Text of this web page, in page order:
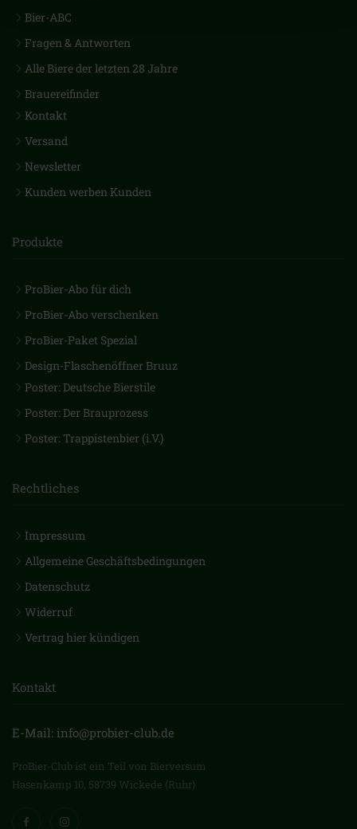
Bier-ABC
Fragen & Antworten
Alle Biere der letzten 28 Jahre
Brauereifinder
Kontakt
Versand
Newsletter
Kunden werben Kunden
Produkte
ProBier-Abo für dich
ProBier-Abo verschenken
ProBier-Paket Spezial
Design-Flaschenöffner Bruuz
Poster: Deutsche Bierstile
Poster: Der Brauprozess
Poster: Trappistenbier (i.V.)
Rechtliches
Impressum
Allgemeine Geschäftsbedingungen
Datenschutz
Widerruf
Vertrag hier kündigen
Kontakt
E-Mail: info@probier-club.de
ProBier-Club ist ein Teil von Bierversum
Hasenkamp 10, 58739 Wickede (Ruhr)